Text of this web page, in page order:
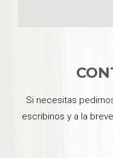
Si necesitas
escribinos y a la